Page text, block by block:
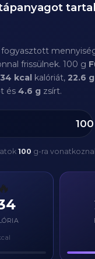
frissülnek. 100 g
kcal kalóriát,22.6 g
és4.6 g zsírt.
100 g-ra
🔥